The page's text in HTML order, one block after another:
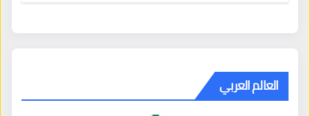
العالم العربي